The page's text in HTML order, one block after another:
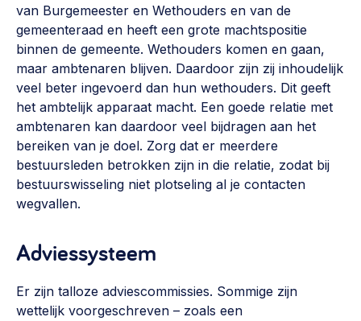
van Burgemeester en Wethouders en van de
gemeenteraad en heeft een grote machtspositie
binnen de gemeente. Wethouders komen en gaan,
maar ambtenaren blijven. Daardoor zijn zij inhoudelijk
veel beter ingevoerd dan hun wethouders. Dit geeft
het ambtelijk apparaat macht. Een goede relatie met
ambtenaren kan daardoor veel bijdragen aan het
bereiken van je doel. Zorg dat er meerdere
bestuursleden betrokken zijn in die relatie, zodat bij
bestuurswisseling niet plotseling al je contacten
wegvallen.
Adviessysteem
Er zijn talloze adviescommissies. Sommige zijn
wettelijk voorgeschreven – zoals een